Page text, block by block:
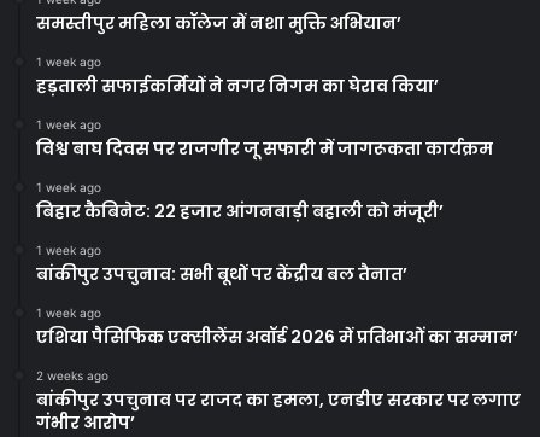
समस्तीपुर महिला कॉलेज में नशा मुक्ति अभियान’
1 week ago
हड़ताली सफाईकर्मियों ने नगर निगम का घेराव किया’
1 week ago
विश्व बाघ दिवस पर राजगीर जू सफारी में जागरूकता कार्यक्रम
1 week ago
बिहार कैबिनेट: 22 हजार आंगनबाड़ी बहाली को मंजूरी’
1 week ago
बांकीपुर उपचुनाव: सभी बूथों पर केंद्रीय बल तैनात’
1 week ago
एशिया पैसिफिक एक्सीलेंस अवॉर्ड 2026 में प्रतिभाओं का सम्मान’
2 weeks ago
बांकीपुर उपचुनाव पर राजद का हमला, एनडीए सरकार पर लगाए
गंभीर आरोप’